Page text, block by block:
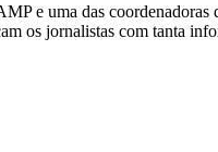
e uma das
os jornalistas com tanta